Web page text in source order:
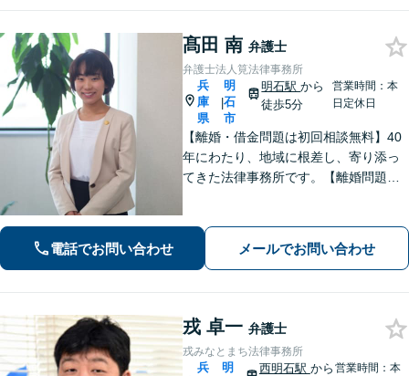
髙田 南 弁護士
弁護士法人筧法律事務所
兵
庫
県
|
明
石
市
明石駅から
徒歩5分
営業時間：本
日定休日
【離婚・借金問題は初回相談無料】40
年にわたり、地域に根差し、寄り添っ
てきた法律事務所です。【離婚問題】
【借金問題】受任から申し立てまでス
ピーディーに対応いたします【明石駅7
電話でお問い合わせ メールでお問い合わせ
戎 卓一 弁護士
戎みなとまち法律事務所
兵
明
西明石駅 から 営業時間：本